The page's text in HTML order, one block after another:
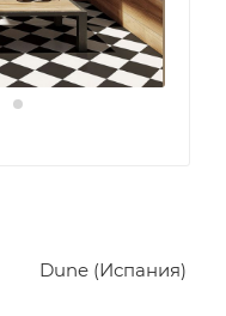
Dune (Испания)